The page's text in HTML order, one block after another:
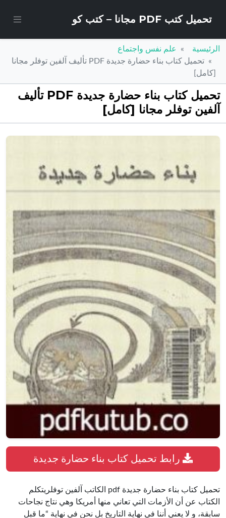
تحميل كتب PDF مجانا – كتب كو
الرئيسية
علم نفس واجتماع
تحميل كتاب بناء حضارة جديدة PDF تأليف آلفين توفلر مجانا
[كامل]
تحميل كتاب بناء حضارة جديدة PDF تأليف
آلفين توفلر مجانا [كامل]
تحميل كتاب بناء حضارة جديدة pdf الكاتب آلفين توفلريتكلم
الكتاب عن أن الأزمات التي تعاني منها أمريكا وهي نتاج نجاحات
سابقة، و لا يعني أننا في نهاية التاريخ بل نحن في نهاية “ما قبل